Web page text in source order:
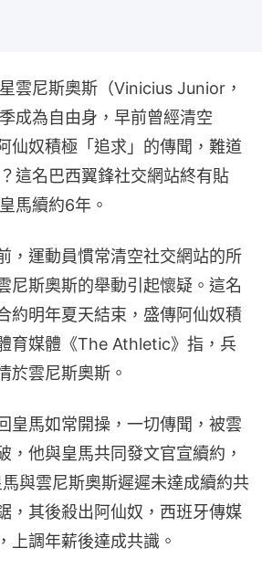
雲尼斯奧斯（Vinicius Junior，
成為自由身，早前曾經清空
仙奴積極「追求」的傳聞，難道
這名巴西翼鋒社交網站終有貼
馬續約6年。
，運動員慣常清空社交網站的所
尼斯奧斯的舉動引起懷疑。這名
約明年夏天結束，盛傳阿仙奴積
育媒體《The Athletic》指，兵
於雲尼斯奧斯。
皇馬如常開操，一切傳聞，被雲
，他與皇馬共同發文官宣續約，
與雲尼斯奧斯遲遲未達成續約共
，其後殺出阿仙奴，西班牙傳媒
上調年薪後達成共識。